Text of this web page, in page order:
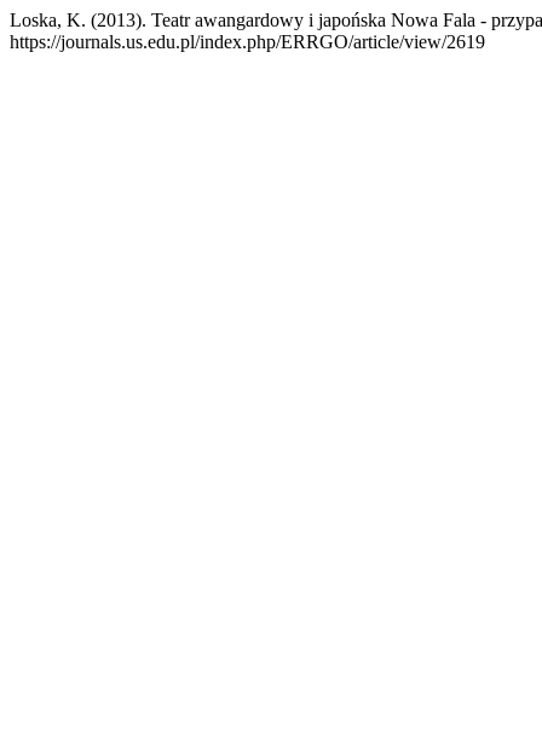
Loska, K. (2013). Teatr awangardowy i japońska Nowa Fala -
https://journals.us.edu.pl/index.php/ERRGO/article/view/2619